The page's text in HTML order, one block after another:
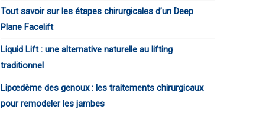
Tout savoir sur les étapes chirurgicales d’un Deep
Plane Facelift
Liquid Lift : une alternative naturelle au lifting
traditionnel
Lipœdème des genoux : les traitements chirurgicaux
pour remodeler les jambes